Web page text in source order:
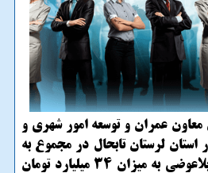
معاون عمران و توسعه امور شهری و
لرستان تابحال در مجموع به
8361 واحد كمك های بلاعوضی به میزان 34 میلیارد تومان